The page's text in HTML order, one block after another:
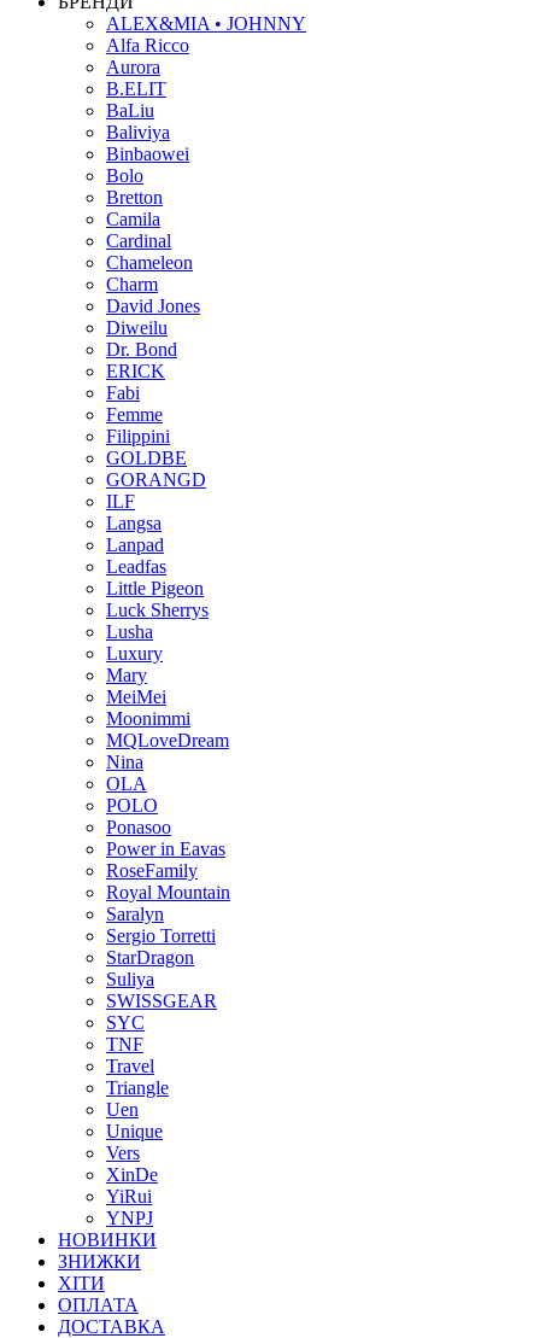
ALEX&MIA • JOHNNY
Alfa Ricco
Aurora
B.ELIT
BaLiu
Baliviya
Binbaowei
Bolo
Bretton
Camila
Cardinal
Chameleon
Charm
David Jones
Diweilu
Dr. Bond
ERICK
Fabi
Femme
Filippini
GOLDBE
GORANGD
ILF
Langsa
Lanpad
Leadfas
Little Pigeon
Luck Sherrys
Lusha
Luxury
Mary
MeiMei
Moonimmi
MQLoveDream
Nina
OLA
POLO
Ponasoo
Power in Eavas
RoseFamily
Royal Mountain
Saralyn
Sergio Torretti
StarDragon
Suliya
SWISSGEAR
SYC
TNF
Travel
Triangle
Uen
Unique
Vers
XinDe
YiRui
YNPJ
НОВИНКИ
ЗНИЖКИ
ХІТИ
ОПЛАТА
ДОСТАВКА